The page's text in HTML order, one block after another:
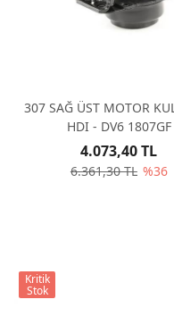
307 SAĞ ÜST MOTOR
HDI - DV6 1807GF
6.361,30 TL %36
4.073,40 TL
Kritik
Stok